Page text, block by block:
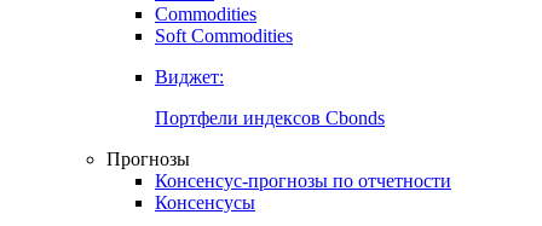
Commodities
Золото
Бензин
Soft Commodities
Виджет:
Портфели индексов Cbonds